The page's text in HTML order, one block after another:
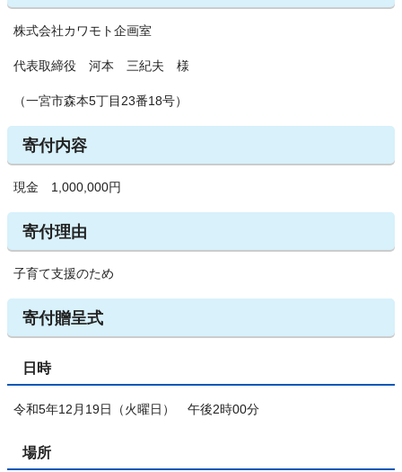
株式会社カワモト企画室
代表取締役 河本 三紀夫 様
（一宮市森本5丁目23番18号）
寄付内容
現金 1,000,000円
寄付理由
子育て支援のため
寄付贈呈式
日時
令和5年12月19日（火曜日） 午後2時00分
場所